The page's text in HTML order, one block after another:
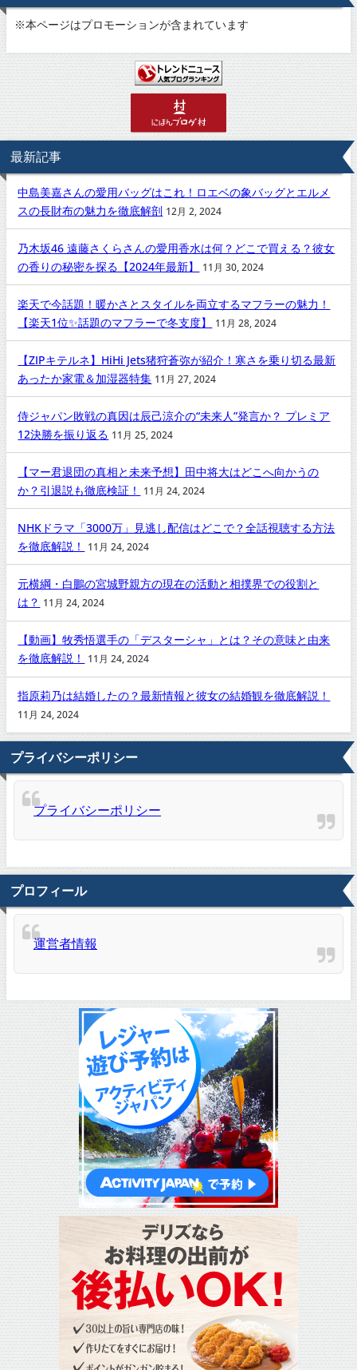
※本ページはプロモーションが含まれています
最新記事
中島美嘉さんの愛用バッグはこれ！ロエベの象バッグとエルメ
スの長財布の魅力を徹底解剖 12月 2, 2024
乃木坂46 遠藤さくらさんの愛用香水は何？どこで買える？彼女
の香りの秘密を探る【2024年最新】
11月 30, 2024
楽天で今話題！暖かさとスタイルを両立するマフラーの魅力！
【楽天1位✨話題のマフラーで冬支度】
11月 28, 2024
【ZIPキテルネ】HiHi Jets猪狩蒼弥が紹介！寒さを乗り切る最新
あったか家電＆加湿器特集 11月 27, 2024
侍ジャパン敗戦の真因は辰己涼介の“未来人”発言か？ プレミア
12決勝を振り返る 11月 25, 2024
【マー君退団の真相と未来予想】田中将大はどこへ向かうの
か？引退説も徹底検証！
11月 24, 2024
NHKドラマ「3000万」見逃し配信はどこで？全話視聴する方法
を徹底解説！
11月 24, 2024
元横綱・白鵬の宮城野親方の現在の活動と相撲界での役割と
は？ 11月 24, 2024
【動画】牧秀悟選手の「デスターシャ」とは？その意味と由来
を徹底解説！
11月 24, 2024
指原莉乃は結婚したの？最新情報と彼女の結婚観を徹底解説！
11月 24, 2024
プライバシーポリシー
プライバシーポリシー
プロフィール
運営者情報